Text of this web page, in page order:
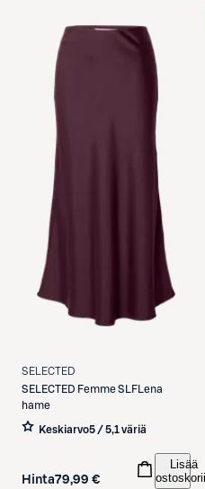
SELECTED
SELECTED Femme SLFLena
hame
Keskiarvo5 / 5,1 väriä
Hinta79,99 €
Lisää